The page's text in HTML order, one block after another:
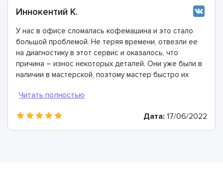
Иннокентий К.
У нас в офисе сломалась кофемашина и это стало
большой проблемой. Не теряя времени, отвезли ее
на диагностику в этот сервис и оказалось, что
причина – износ некоторых деталей. Они уже были в
наличии в мастерской, поэтому мастер быстро их
Дата: 17/06/2022